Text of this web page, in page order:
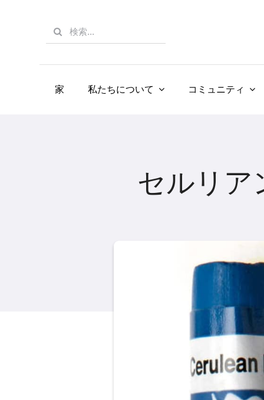
Search
for:
家 私たちについて コミュニティ
セルリア